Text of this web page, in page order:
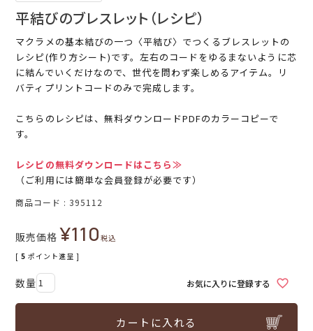
平結びのブレスレット（レシピ）
マクラメの基本結びの一つ〈平結び〉でつくるブレスレットの
レシピ(作り方シート)です。左右のコードをゆるまないように芯
に結んでいくだけなので、世代を問わず楽しめるアイテム。リ
バティプリントコードのみで完成します。
こちらのレシピは、無料ダウンロードPDFのカラーコピーで
す。
レシピの無料ダウンロードはこちら≫
（ご利用には簡単な会員登録が必要です）
商品コード 395112
販売価格 ¥110税込
[ 5 ポイント進呈 ]
お気に入りに登録する
カートに入れる